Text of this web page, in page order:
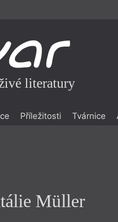
literatury
Příležitosti Tvárnice
Müller